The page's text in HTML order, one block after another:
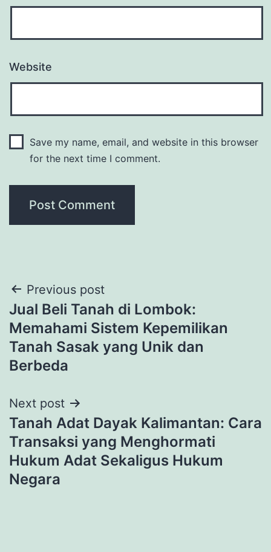
Website
Save my name, email, and website in this browser
for the next time I comment.
Post
navigation
Previous post
Jual Beli Tanah di Lombok:
Memahami Sistem Kepemilikan
Tanah Sasak yang Unik dan
Berbeda
Next post
Tanah Adat Dayak Kalimantan: Cara
Transaksi yang Menghormati
Hukum Adat Sekaligus Hukum
Negara